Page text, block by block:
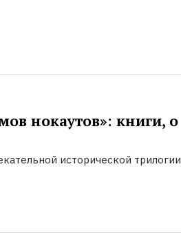
нокаутов»: книги, о
исторической трилогии